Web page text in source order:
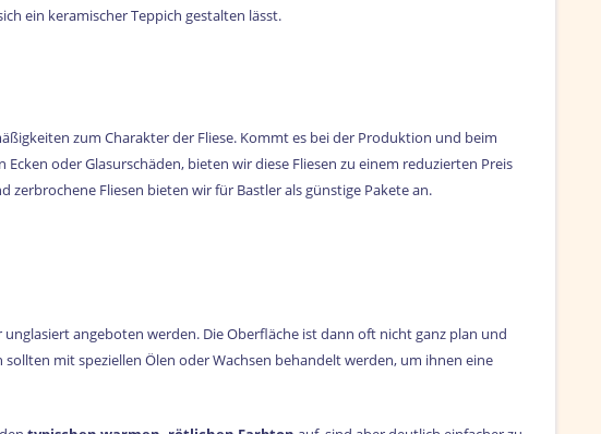
ein keramischer Teppich gestalten lässt.
zum Charakter der Fliese. Kommt es bei der Produktion und beim
Ecken oder Glasurschäden, bieten wir diese Fliesen zu einem reduzierten Preis
zerbrochene Fliesen bieten wir für Bastler als günstige Pakete an.
unglasiert angeboten werden. Die Oberfläche ist dann oft nicht ganz plan und
mit speziellen Ölen oder Wachsen behandelt werden, um ihnen eine